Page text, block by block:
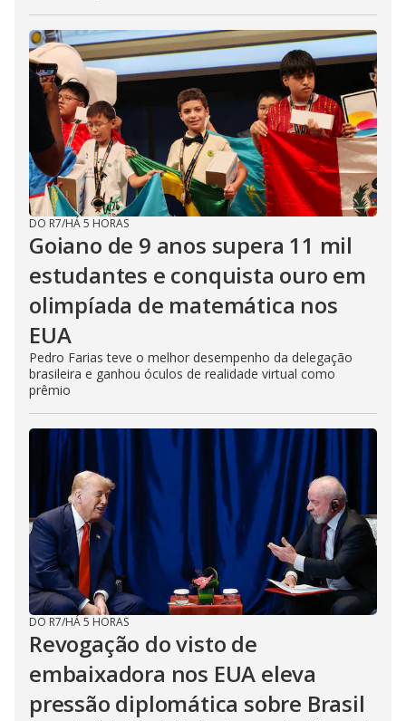
DO R7/HÁ 5 HORAS
Goiano de 9 anos supera 11 mil
estudantes e conquista ouro em
olimpíada de matemática nos
EUA
Pedro Farias teve o melhor desempenho da delegação
brasileira e ganhou óculos de realidade virtual como
prêmio
DO R7/HÁ 5 HORAS
Revogação do visto de
embaixadora nos EUA eleva
pressão diplomática sobre Brasil